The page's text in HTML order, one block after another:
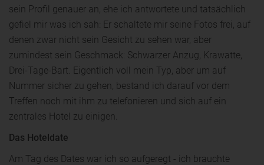
sein Profil genauer an, ehe ich antwortete und tatsächlich
gefiel mir was ich sah: Er schaltete mir seine Fotos frei, auf
denen zwar nicht sein Gesicht zu sehen war, aber
zumindest sein Geschmack: Schwarzer Anzug, Krawatte,
Drei-Tage-Bart. Eigentlich voll mein Typ, aber um auf
Nummer sicher zu gehen, bestand ich darauf vor dem
Treffen noch mit ihm zu telefonieren und sich auf ein
zentrales Hotel zu einigen.
Das Hoteldate
Am Tag des Dates war ich so aufgeregt - ich brauchte